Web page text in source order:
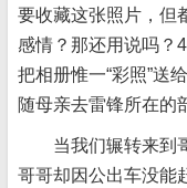
要收藏这张照片，但
感情？那还用说吗
把相册惟一“彩照”
随母亲去雷锋所在的
当我们辗转来
哥哥却因公出车没能